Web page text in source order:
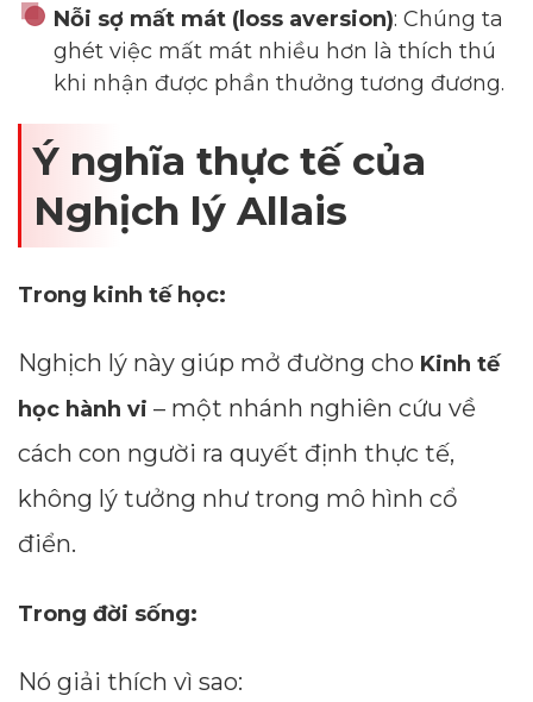
Nỗi sợ mất mát (loss aversion): Chúng ta
ghét việc mất mát nhiều hơn là thích thú
khi nhận được phần thưởng tương đương.
Ý nghĩa thực tế của
Nghịch lý Allais
Trong kinh tế học:
Nghịch lý này giúp mở đường cho Kinh tế
học hành vi – một nhánh nghiên cứu về
cách con người ra quyết định thực tế,
không lý tưởng như trong mô hình cổ
điển.
Trong đời sống:
Nó giải thích vì sao: